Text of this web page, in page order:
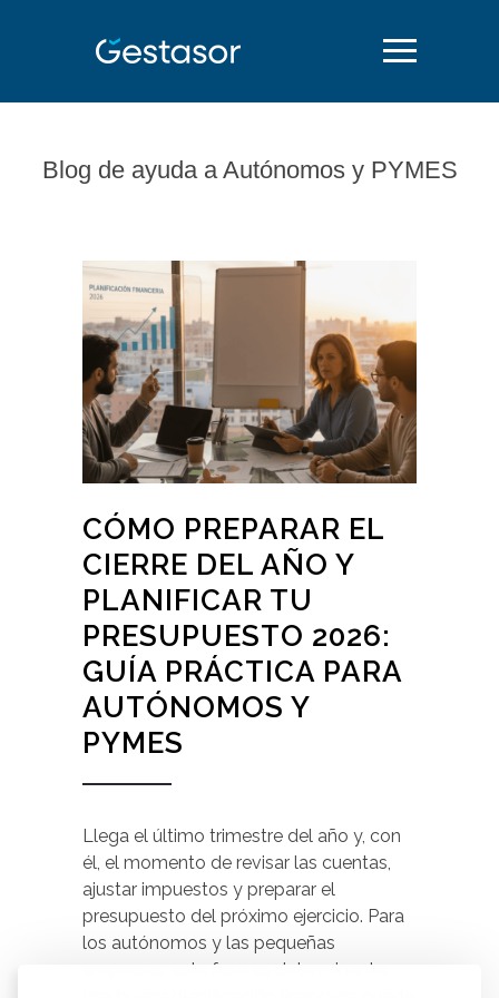
Blog de ayuda a Autónomos y PYMES
CÓMO PREPARAR EL
CIERRE DEL AÑO Y
PLANIFICAR TU
PRESUPUESTO 2026:
GUÍA PRÁCTICA PARA
AUTÓNOMOS Y
PYMES
Llega el último trimestre del año y, con
él, el momento de revisar las cuentas,
ajustar impuestos y preparar el
presupuesto del próximo ejercicio. Para
los autónomos y las pequeñas
empresas, esta fase es determinante: